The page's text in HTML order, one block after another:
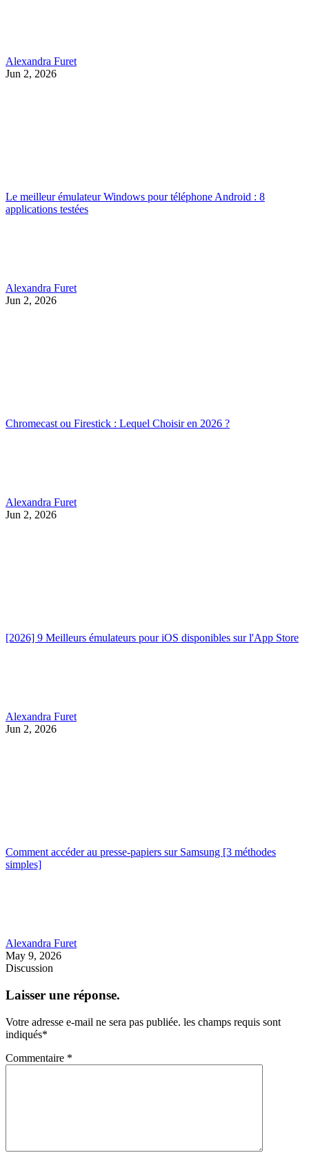
Alexandra Furet
Jun 2, 2026
Le meilleur émulateur Windows pour téléphone Android : 8
applications testées
Alexandra Furet
Jun 2, 2026
Chromecast ou Firestick : Lequel Choisir en 2026 ?
Alexandra Furet
Jun 2, 2026
[2026] 9 Meilleurs émulateurs pour iOS disponibles sur l'App Store
Alexandra Furet
Jun 2, 2026
Comment accéder au presse-papiers sur Samsung [3 méthodes
simples]
Alexandra Furet
May 9, 2026
Discussion
Laisser une réponse.
Votre adresse e-mail ne sera pas publiée. les champs requis sont
indiqués*
Commentaire *